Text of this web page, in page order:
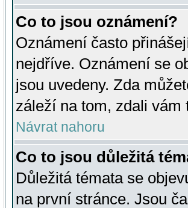
Co to jsou oznámení?
Oznámení často
nejdříve. Oznámení se
jsou uvedeny. Zda
záleží na tom, zdali
Návrat nahoru
Co to jsou důležitá
Důležitá témata se
na první stránce. Jsou